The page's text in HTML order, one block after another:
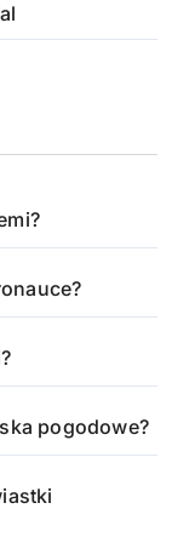
pogodowe?